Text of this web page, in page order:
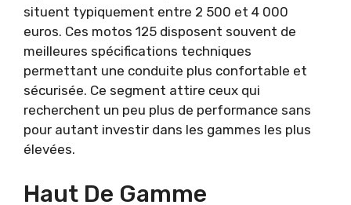
situent typiquement entre 2 500 et 4 000
euros. Ces motos 125 disposent souvent de
meilleures spécifications techniques
permettant une conduite plus confortable et
sécurisée. Ce segment attire ceux qui
recherchent un peu plus de performance sans
pour autant investir dans les gammes les plus
élevées.
Haut De Gamme